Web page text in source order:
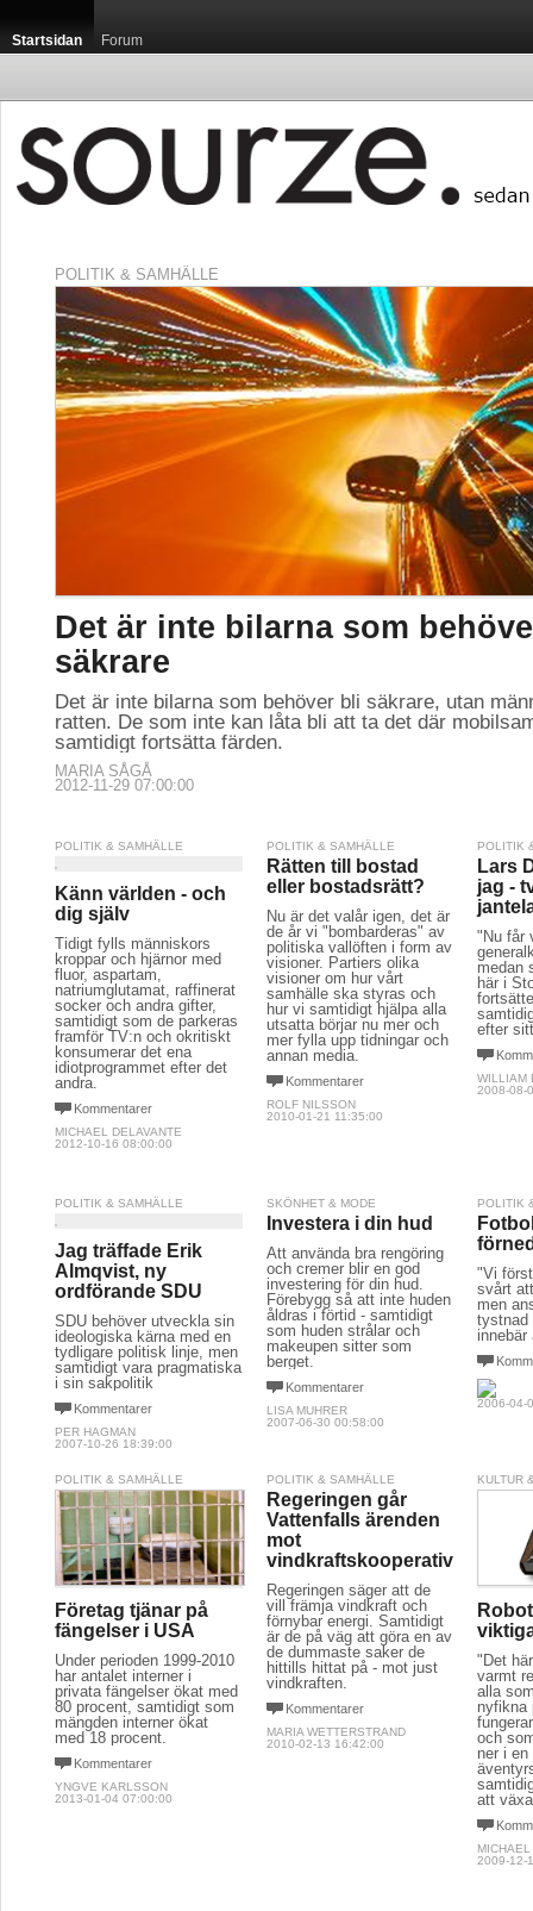
Startsidan Forum
POLITIK & SAMHÄLLE
Det är inte bilarna som
säkrare
Det är inte bilarna som behöver bli säkrare, utan
ratten. De som inte kan låta bli att ta det där
samtidigt fortsätta färden.
MARIA SÅGÅ
2012-11-29 07:00:00
POLITIK & SAMHÄLLE
Känn världen - och
dig själv
Tidigt fylls människors
kroppar och hjärnor med
fluor, aspartam,
natriumglutamat, raffinerat
socker och andra gifter,
samtidigt som de parkeras
framför TV:n och okritiskt
konsumerar det ena
idiotprogrammet efter det
andra.
Kommentarer
MICHAEL DELAVANTE
2012-10-16 08:00:00
POLITIK & SAMHÄLLE
Rätten till bostad
eller bostadsrätt?
Nu är det valår igen, det är
de år vi "bombarderas" av
politiska vallöften i form av
visioner. Partiers olika
visioner om hur vårt
samhälle ska styras och
hur vi samtidigt hjälpa alla
utsatta börjar nu mer och
mer fylla upp tidningar och
annan media.
Kommentarer
ROLF NILSSON
2010-01-21 11:35:00
POLITIK
Lars
jag -
"Nu får
medan
här i
efter
WILLIAM
2008-08-
POLITIK & SAMHÄLLE
Jag träffade Erik
Almqvist, ny
ordförande SDU
SDU behöver utveckla sin
ideologiska kärna med en
tydligare politisk linje, men
samtidigt vara pragmatiska
i sin sakpolitik
Kommentarer
PER HAGMAN
2007-10-26 18:39:00
SKÖNHET & MODE
Investera i din hud
Att använda bra rengöring
och cremer blir en god
investering för din hud.
Förebygg så att inte huden
åldras i förtid - samtidigt
som huden strålar och
makeupen sitter som
berget.
Kommentarer
LISA MUHRER
2007-06-30 00:58:00
POLITIK
"Vi
svårt
men
tystnad
2006-04-
POLITIK & SAMHÄLLE
Företag tjänar på
fängelser i USA
Under perioden 1999-2010
har antalet interner i
privata fängelser ökat med
80 procent, samtidigt som
mängden interner ökat
med 18 procent.
Kommentarer
YNGVE KARLSSON
2013-01-04 07:00:00
POLITIK & SAMHÄLLE
Regeringen går
Vattenfalls ärenden
mot
vindkraftskooperativ
Regeringen säger att de
vill främja vindkraft och
förnybar energi. Samtidigt
är de på väg att göra en av
de dummaste saker de
hittills hittat på - mot just
vindkraften.
Kommentarer
MARIA WETTERSTRAND
2010-02-13 16:42:00
KULTUR
"Det
varmt
alla
nyfikna
och
ner i en
att
2009-12-